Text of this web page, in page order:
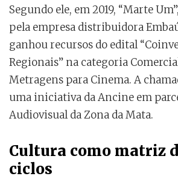
Segundo ele, em 2019, “Marte
pela empresa distribuidora
ganhou recursos do edital
Regionais” na categoria
Metragens para Cinema. A
uma iniciativa da Ancine em
Audiovisual da Zona da Mata.
Cultura como matriz
ciclos